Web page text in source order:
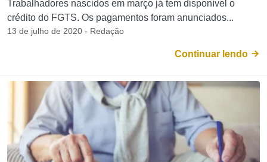
Trabalhadores nascidos em março já tem disponível o
crédito do FGTS. Os pagamentos foram anunciados...
13 de julho de 2020 - Redação
Continuar lendo